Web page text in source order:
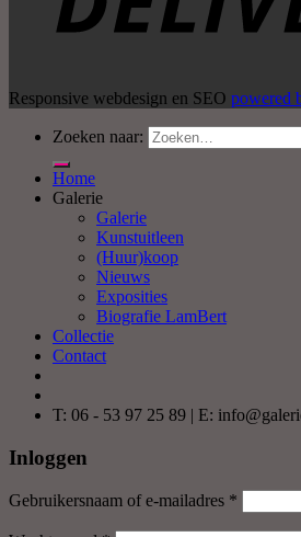
Responsive webdesign en SEO powered
Zoeken naar:
Home
Galerie
Galerie
Kunstuitleen
(Huur)koop
Nieuws
Exposities
Biografie LamBert
Collectie
Contact
T: 06 - 53 97 25 89 | E:
Inloggen
Gebruikersnaam of e-mailadres *